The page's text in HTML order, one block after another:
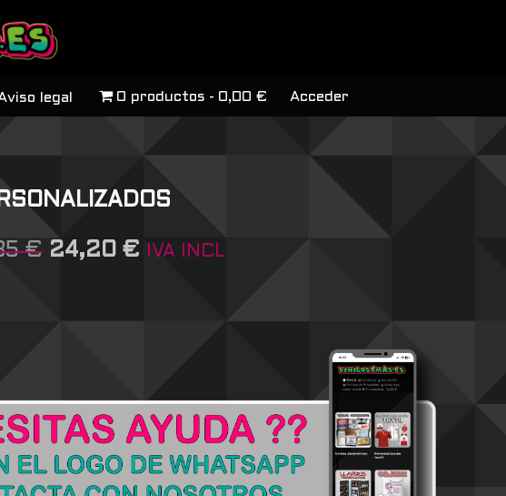
legal 0 productos 0,00 € Acceder
€ 24,20 € IVA INCL